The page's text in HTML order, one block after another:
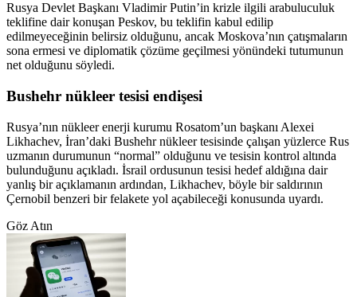
Rusya Devlet Başkanı Vladimir Putin’in krizle ilgili arabuluculuk
teklifine dair konuşan Peskov, bu teklifin kabul edilip
edilmeyeceğinin belirsiz olduğunu, ancak Moskova’nın çatışmaların
sona ermesi ve diplomatik çözüme geçilmesi yönündeki tutumunun
net olduğunu söyledi.
Bushehr nükleer tesisi endişesi
Rusya’nın nükleer enerji kurumu Rosatom’un başkanı Alexei
Likhachev, İran’daki Bushehr nükleer tesisinde çalışan yüzlerce Rus
uzmanın durumunun “normal” olduğunu ve tesisin kontrol altında
bulunduğunu açıkladı. İsrail ordusunun tesisi hedef aldığına dair
yanlış bir açıklamanın ardından, Likhachev, böyle bir saldırının
Çernobil benzeri bir felakete yol açabileceği konusunda uyardı.
Göz Atın